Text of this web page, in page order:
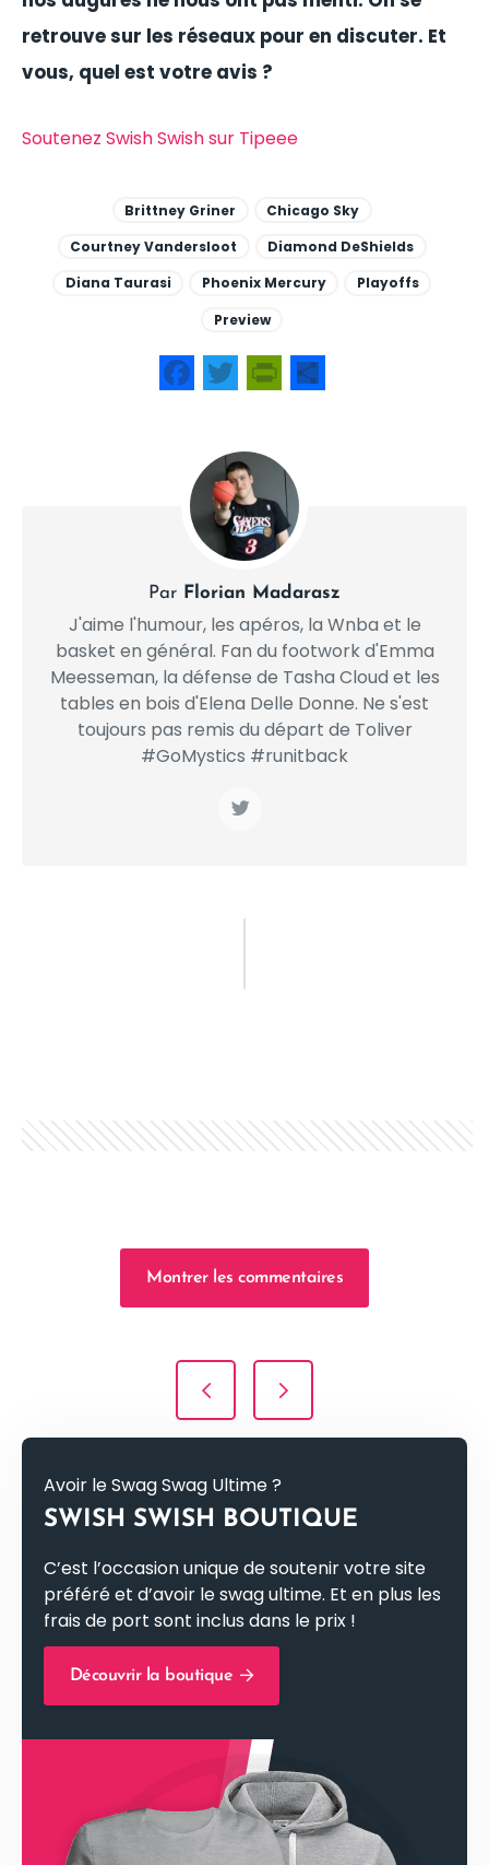
retrouve sur les réseaux pour en discuter. Et
vous, quel est votre avis ?
Brittney Griner
Chicago Sky
Courtney Vandersloot
Diamond DeShields
Diana Taurasi
Phoenix Mercury
Playoffs
Preview
Facebook
Twitter
PrintFriendly
Share
Par Florian Madarasz
J'aime l'humour, les apéros, la Wnba et le
basket en général. Fan du footwork d'Emma
Meesseman, la défense de Tasha Cloud et les
tables en bois d'Elena Delle Donne. Ne s'est
toujours pas remis du départ de Toliver
#GoMystics #runitback
Soutenez Swish Swish sur Tipeee
Montrer les commentaires
Navigation de l’article
Avoir le Swag Swag Ultime ?
SWISH SWISH BOUTIQUE
C’est l’occasion unique de soutenir votre site
préféré et d’avoir le swag ultime. Et en plus les
frais de port sont inclus dans le prix !
Découvrir la boutique